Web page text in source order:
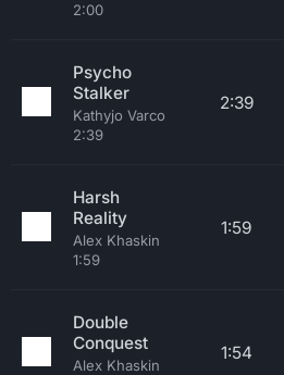
2:00
Psycho
Stalker
Kathyjo Varco
2:39
2:39
Harsh
Reality
Alex Khaskin
1:59
1:59
Double
Conquest
Alex Khaskin
1:54